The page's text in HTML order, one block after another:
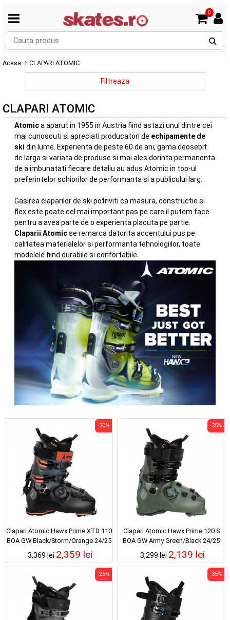
0
Acasa CLAPARI ATOMIC
Filtreaza
CLAPARI ATOMIC
Atomica aparut in 1955 in Austria fiind astazi unul dintre cei
mai cunoscuti si apreciati producatori de echipamente de
ski din lume. Experienta de peste 60 de ani, gama deosebit
de larga si variata de produse si mai ales dorinta permanenta
de a imbunatati fiecare detaliu au adus Atomic in top-ul
preferintelor schiorilor de performanta si a publicului larg.
Gasirea claparilor de ski potriviti ca masura, constructie si
flex este poate cel mai important pas pe care il putem face
pentru a avea parte de o experienta placuta pe partie.
Claparii Atomicse remarca datorita accentului pus pe
calitatea materialelor si performanta tehnologiilor, toate
modelele fiind durabile si confortabile.
Clapari Atomic Hawx Prime XTD 110
BOA GW Black/Storm/Orange 24/25
3,369 lei
-30%
2,359 lei
Clapari Atomic Hawx Prime 120 S
BOA GW Army Green/Black 24/25
3,299 lei
-35%
2,139 lei
-25% -35%